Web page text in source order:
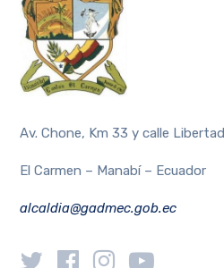
Av. Chone, Km 33 y calle Libertad
El Carmen – Manabí – Ecuador
alcaldia@gadmec.gob.ec